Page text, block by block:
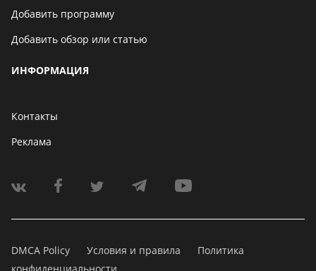
Добавить программу
Добавить обзор или статью
ИНФОРМАЦИЯ
Контакты
Реклама
DMCA Policy Условия и правила
Политика